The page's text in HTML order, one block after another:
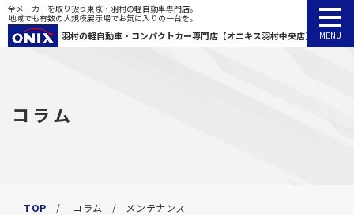
全メーカーを取り扱う東京・羽村の軽自動車専門店。
地域でも有数の大規模展示場でお気に入りの一台を。
羽村の軽自動車・ コンパクトカー専門店【オニキス羽村中央店】
カーラインナップ
コラム
TOP コラム メンテナンス